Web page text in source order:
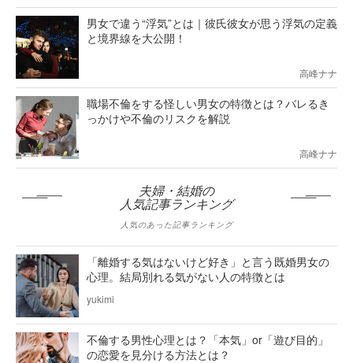
男女で違う“浮気”とは｜彼氏彼女が思う浮気の定義
と境界線を大公開！
高峰ナナ
職場不倫をする怪しい男女の特徴とは？バレるき
っかけや不倫のリスクを解説
高峰ナナ
夫婦・結婚の
人気記事ランキング
人気のあった記事ランキング
「離婚する気はないけど好き」と言う既婚男女の
心理。結局別れる気がない人の特徴とは
yukimi
不倫する男性心理とは？「本気」or「遊び目的」
の恋愛を見分ける方法とは？